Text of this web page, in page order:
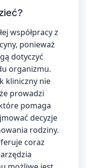
współpracy z
ponieważ
dotyczyć
organizmu.
kliniczny nie
prowadzi
pomaga
decyzje
rodziny.
coraz